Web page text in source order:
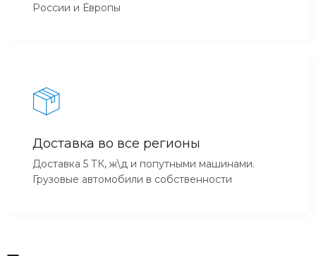
России и Европы
Доставка во все регионы
Доставка 5 ТК, ж\д и попутными машинами.
Грузовые автомобили в собственности